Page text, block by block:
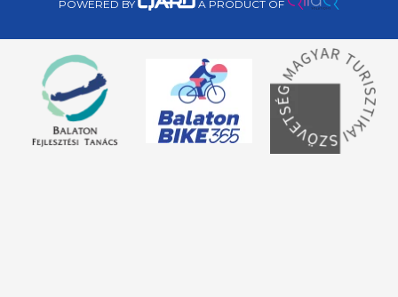
POWERED BY A PRODUCT OF